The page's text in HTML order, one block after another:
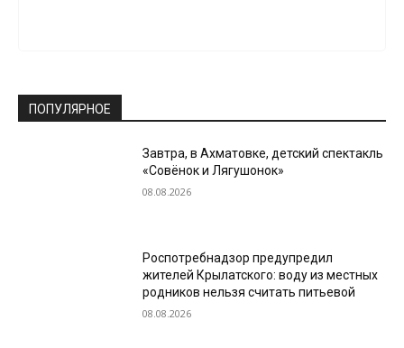
ПОПУЛЯРНОЕ
Завтра, в Ахматовке, детский спектакль
«Совёнок и Лягушонок»
08.08.2026
Роспотребнадзор предупредил
жителей Крылатского: воду из местных
родников нельзя считать питьевой
08.08.2026